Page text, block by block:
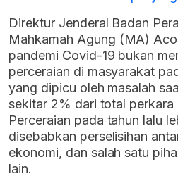
Direktur Jenderal Badan
Mahkamah Agung (MA)
pandemi Covid-19 bukan
perceraian di masyarakat
yang dipicu oleh masalah
sekitar 2% dari total perkara
Perceraian pada tahun lalu
disebabkan perselisihan
ekonomi, dan salah satu
lain.